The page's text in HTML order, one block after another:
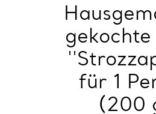
für 1
(200